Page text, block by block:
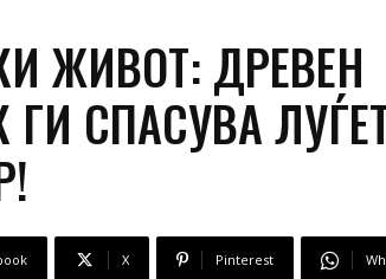
ЖИВОТ: ДРЕВЕН
СПАСУВА
X Pinterest